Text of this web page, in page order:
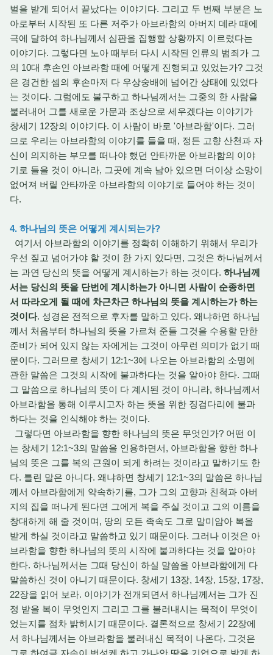
벌을 받게 되어서 끝났다는 이야기다. 그리고 두 번째 부분은 노
아로부터 시작된 또 다른 저주가 아브라함의 아버지 데라 때에
극에 달하여 하나님께서 심판을 집행할 상황까지 이르렀다는
이야기다. 그렇다면 노아 때부터 다시 시작된 인류의 범죄가 그
의 10대 후손인 아브라함 때에 어떻게 진행되고 있었는가? 그것
은 경건한 셈의 후손마저 다 우상숭배에 넘어간 상태에 있었다
는 것이다. 그럼에도 불구하고 하나님께서는 그중의 한 사람을
불러내어 그를 새로운 가문과 조상으로 세우겠다는 이야기가
창세기 12장의 이야기다. 이 사람이 바로 '아브라함'이다. 그러
므로 우리는 아브라함의 이야기를 들을 때, 정든 고향 산천과 자
신이 의지하는 부모를 떠나야 했던 안타까운 아브라함의 이야
기로 들을 것이 아니라, 그곳에 계속 남아 있으면 더이상 소망이
없어져 버릴 안타까운 아브라함의 이야기로 들어야 하는 것이
다.
4. 하나님의 뜻은 어떻게 계시되는가?
여기서 아브라함의 이야기를 정확히 이해하기 위해서 우리가
우선 짚고 넘어가야 할 것이 한 가지 있다면, 그것은 하나님께서
는 과연 당신의 뜻을 어떻게 계시하는가 하는 것이다. 하나님께
서는 당신의 뜻을 단번에 계시하는가 아니면 사람이 순종하면
서 따라오게 될 때에 차근차근 하나님의 뜻을 계시하는가 하는
것이다. 성경은 전적으로 후자를 말하고 있다. 왜냐하면 하나님
께서 처음부터 하나님의 뜻을 가르쳐 준들 그것을 수용할 만한
준비가 되어 있지 않는 자에게는 그것이 아무런 의미가 없기 때
문이다. 그러므로 창세기 12:1~3에 나오는 아브라함의 소명에
관한 말씀은 그것의 시작에 불과하다는 것을 알아야 한다. 그때
그 말씀으로 하나님의 뜻이 다 계시된 것이 아니라, 하나님께서
아브라함을 통해 이루시고자 하는 뜻을 위한 징검다리에 불과
하다는 것을 인식해야 하는 것이다.
그렇다면 아브라함을 향한 하나님의 뜻은 무엇인가? 어떤 이
는 창세기 12:1~3의 말씀을 인용하면서, 아브라함을 향한 하나
님의 뜻은 그를 복의 근원이 되게 하려는 것이라고 말하기도 한
다. 틀린 말은 아니다. 왜냐하면 창세기 12:1~3의 말씀은 하나님
께서 아브라함에게 약속하기를, 그가 그의 고향과 친척과 아버
지의 집을 떠나게 된다면 그에게 복을 주실 것이고 그의 이름을
창대하게 해 줄 것이며, 땅의 모든 족속도 그로 말미암아 복을
받게 하실 것이라고 말씀하고 있기 때문이다. 그러나 이것은 아
브라함을 향한 하나님의 뜻의 시작에 불과하다는 것을 알아야
한다. 하나님께서는 그때 당신이 하실 말씀을 아브라함에게 다
말씀하신 것이 아니기 때문이다. 창세기 13장, 14장, 15장, 17장,
22장을 읽어 보라. 이야기가 전개되면서 하나님께서는 그가 진
정 받을 복이 무엇인지 그리고 그를 불러내시는 목적이 무엇이
었는지를 점차 밝히시기 때문이다. 결론적으로 창세기 22장에
서 하나님께서는 아브라함을 불러내신 목적이 나온다. 그것은
그로 하여금 자손이 번성케 하고 가나안 땅을 기업으로 받게 하